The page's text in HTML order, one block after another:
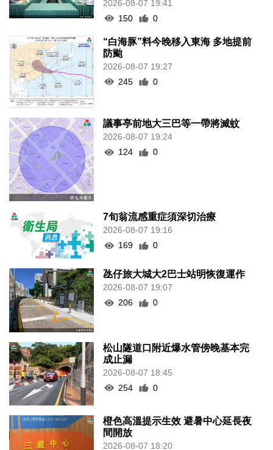
2026-08-07 19:41
150
0
“白海豚”料今晚移入東海 多地提前
防颱
2026-08-07 19:27
245
0
議事亭前地大三巴等一帶將滅蚊
2026-08-07 19:24
124
0
7旬翁流感重症須深切治療
2026-08-07 19:16
169
0
氹仔旅大城大2巴士站明恢復運作
2026-08-07 19:07
206
0
松山隧道口附近爆水管傍晚基本完
成止漏
2026-08-07 18:45
254
0
橙色高溫提示生效 避暑中心延長夜
間開放
2026-08-07 18:20